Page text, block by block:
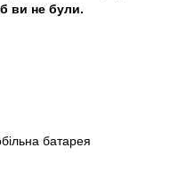
ви не були.
батарея